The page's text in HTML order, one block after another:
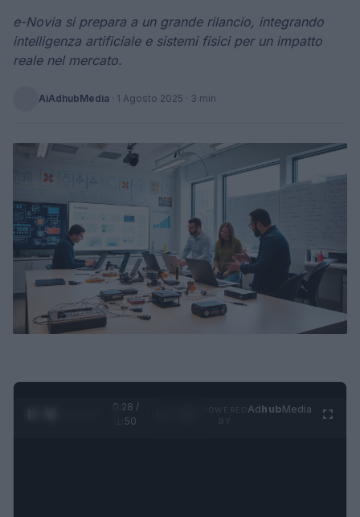
e-Novia si prepara a un grande rilancio, integrando
intelligenza artificiale e sistemi fisici per un impatto
reale nel mercato.
AiAdhubMedia · 1 Agosto 2025 · 3 min
0:29 /
1:50
AdhubMedia